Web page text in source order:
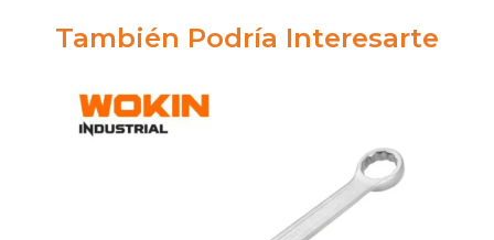
También Podría Interesarte